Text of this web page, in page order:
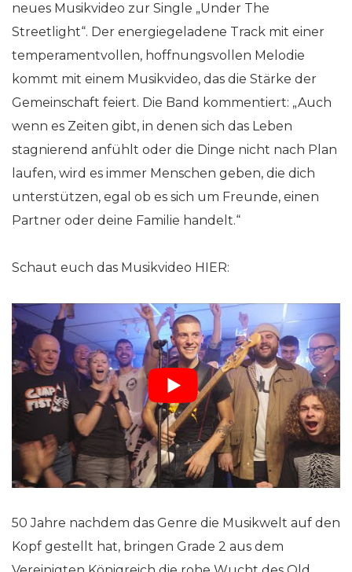
neues Musikvideo zur Single „Under The
Streetlight“. Der energiegeladene Track mit einer
temperamentvollen, hoffnungsvollen Melodie
kommt mit einem Musikvideo, das die Stärke der
Gemeinschaft feiert. Die Band kommentiert: „Auch
wenn es Zeiten gibt, in denen sich das Leben
stagnierend anfühlt oder die Dinge nicht nach Plan
laufen, wird es immer Menschen geben, die dich
unterstützen, egal ob es sich um Freunde, einen
Partner oder deine Familie handelt.“
Schaut euch das Musikvideo HIER:
50 Jahre nachdem das Genre die Musikwelt auf den
Kopf gestellt hat, bringen Grade 2 aus dem